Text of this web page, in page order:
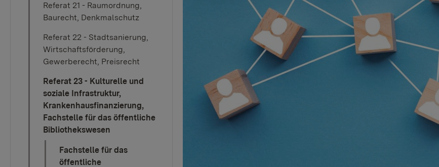
Referat 21 - Raumordnung,
Baurecht, Denkmalschutz
Referat 22 - Stadtsanierung,
Wirtschaftsförderung,
Gewerberecht, Preisrecht
Referat 23 - Kulturelle und
soziale Infrastruktur,
Krankenhausfinanzierung,
Fachstelle für das öffentliche
Bibliothekswesen
Fachstelle für das
öffentliche